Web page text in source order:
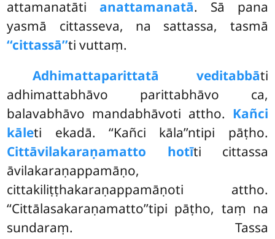
attamanatāti anattamanatā. Sā pana
yasmā cittasseva, na sattassa, tasmā
‘‘cittassā’’ti vuttaṃ.
Adhimattaparittatā veditabbāti
adhimattabhāvo parittabhāvo ca,
balavabhāvo mandabhāvoti attho. Kañci
kāleti ekadā. ‘‘Kañci kāla’’ntipi pāṭho.
Cittāvilakaraṇamatto hotīti cittassa
āvilakaraṇappamāṇo,
cittakiliṭṭhakaraṇappamāṇoti attho.
‘‘Cittālasakaraṇamatto’’tipi pāṭho, taṃ na
sundaraṃ. Tassa